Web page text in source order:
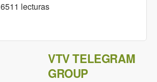
6511 lecturas
VTV TELEGRAM
GROUP